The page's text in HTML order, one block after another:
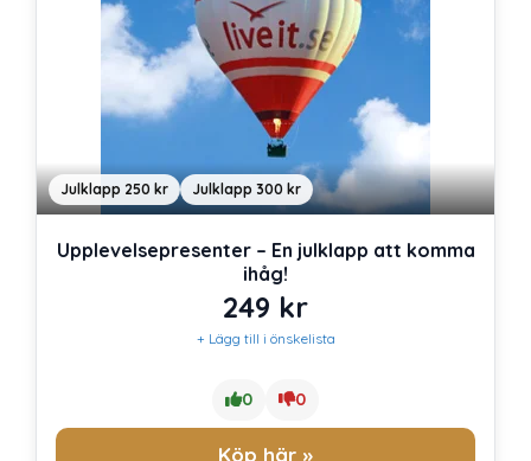
Julklapp 250 kr Julklapp 300 kr
Upplevelsepresenter – En julklapp att komma
ihåg!
249 kr
+ Lägg till i önskelista
0 0
Köp här »